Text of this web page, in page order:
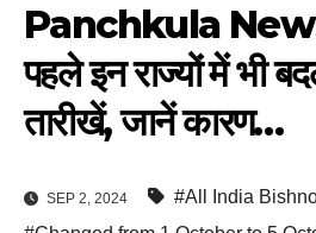
Panchkula News:
पहले इन राज्यों में भी
तारीखें, जानें कारण…
SEP 2, 2024 #All India